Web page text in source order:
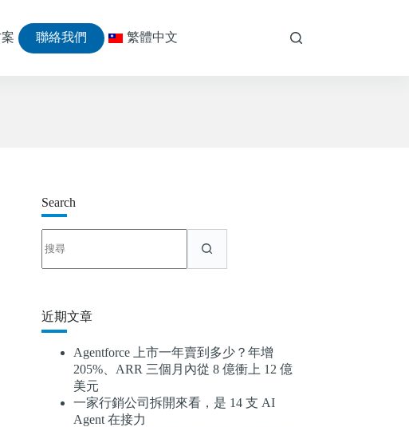
聯絡我們 繁體中文
Search
不
到
條
件
近期文章
Agentforce 上市一年賣到多少？年增
205%、ARR 三個月內從 8 億衝上 12 億
美元
一家行銷公司拆開來看，是 14 支 AI
Agent 在接力